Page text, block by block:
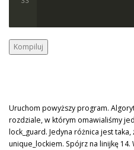
Kompiluj
Uruchom powyższy program.
rozdziale, w którym omawialiśmy
lock_guard. Jedyna różnica jest
unique_lockiem. Spójrz na linijkę